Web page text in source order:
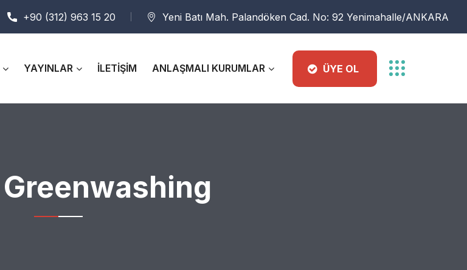
+90 (312) 963 15 20 Yeni Batı Mah. Palandöken Cad. No: 92 Yenimahalle/ANKARA
YAYINLAR İLETİŞİM ANLAŞMALI KURUMLAR ÜYE OL
Greenwashing